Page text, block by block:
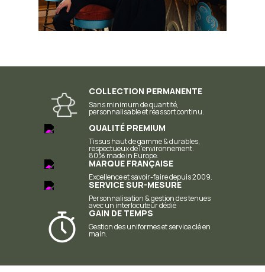
COLLECTION PERMANENTE
Sans minimum de quantité,
personnalisable et réassort continu.
QUALITÉ PREMIUM
Tissus haut de gamme & durables,
respectueux de l'environnement.
80% made in Europe.
MARQUE FRANÇAISE
Excellence etsavoir-faire depuis 2009.
SERVICE SUR-MESURE
Personnalisation & gestion des tenues
avec un interlocuteur dédié
GAIN DE TEMPS
Gestion des uniformes et service clé en
main.